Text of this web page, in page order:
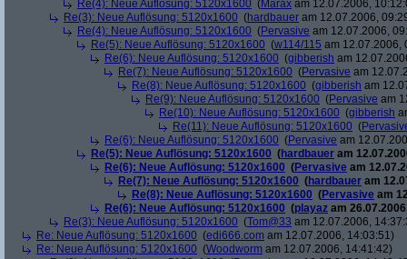
Re(4): Neue Auflösung: 5120x1600 (Marax am 12.07.2006,
Re(3): Neue Auflösung: 5120x1600 (hardbauer am 12.07.2006,
Re(4): Neue Auflösung: 5120x1600 (Pervasive am 12.07.2006,
Re(5): Neue Auflösung: 5120x1600 (w114/115 am 12.07.2006,
Re(6): Neue Auflösung: 5120x1600 (gibberish am
Re(7): Neue Auflösung: 5120x1600 (Pervasive am
Re(8): Neue Auflösung: 5120x1600 (gibberish am
Re(9): Neue Auflösung: 5120x1600 (Pervasive am
Re(10): Neue Auflösung: 5120x1600 (gibberish
Re(11): Neue Auflösung: 5120x1600 (
Re(6): Neue Auflösung: 5120x1600 (Pervasive am
Re(5): Neue Auflösung: 5120x1600 (hardbauer am
Re(6): Neue Auflösung: 5120x1600 (Pervasive am
Re(7): Neue Auflösung: 5120x1600 (hardbauer am
Re(8): Neue Auflösung: 5120x1600 (Pervasive am
Re(6): Neue Auflösung: 5120x1600 (playaz am
Re(3): Neue Auflösung: 5120x1600 (Tom@33 am 12.07.2006,
Re: Neue Auflösung: 5120x1600 (edi666.com am 12.07.2006, 14:03:51)
Re: Neue Auflösung: 5120x1600 (Woodworm am 12.07.2006, 14:41:42)